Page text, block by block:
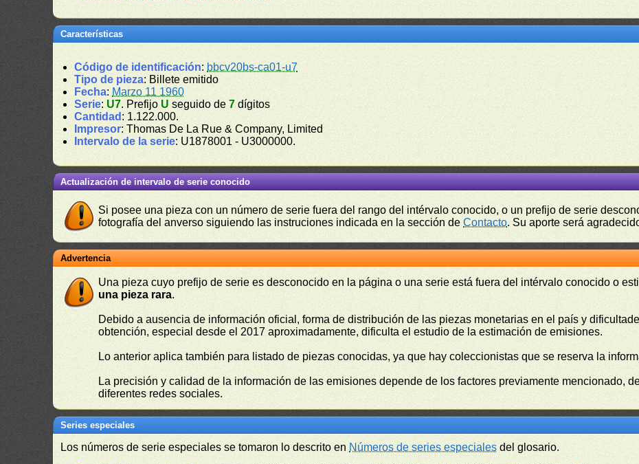
Características
Código de identificación: bbcv20bs-ca01-u7
Tipo de pieza: Billete emitido
Fecha: Marzo 11 1960
Serie: U7. Prefijo U seguido de7 dígitos
Cantidad : 1.122.000.
Impresor: Thomas De La Rue & Company, Limited
Intervalo de la serie: U1878001 - U3000000.
Actualización de intervalo de serie conocido
Si posee una pieza con un número de serie fuera del rango del intérvalo conocido, o un prefijo de serie
fotografía del anverso siguiendo las instruciones indicada en la sección deContacto. Su aporte será
Advertencia
Una pieza cuyo prefijo de serie es desconocido en la página o una serie está fuera del intérvalo conocido o
una pieza rara.
Debido a ausencia de información oficial, forma de distribución de las piezas monetarias en el país y
obtención, especial desde el 2017 aproximadamente, dificulta el estudio de la estimación de emisiones.
Lo anterior aplica también para listado de piezas conocidas, ya que hay coleccionistas que se reserva la
La precisión y calidad de la información de las emisiones depende de los factores previamente mencionado,
diferentes redes sociales.
Series especiales
Los números de serie especiales se tomaron lo descrito en Números de series especiales del glosario.